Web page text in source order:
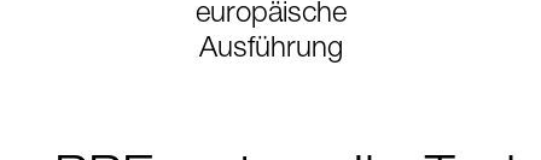
europäische
Ausführung